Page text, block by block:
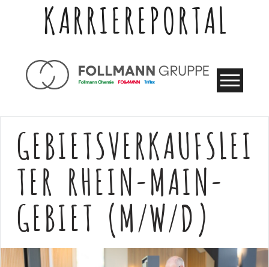
KARRIEREPORTAL
GEBIETSVERKAUFSLEI
TER RHEIN-MAIN-
GEBIET (M/W/D)